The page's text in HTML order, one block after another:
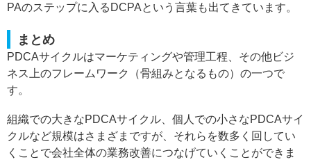
PAのステップに入るDCPAという言葉も出てきています。
まとめ
PDCAサイクルはマーケティングや管理工程、その他ビジ
ネス上のフレームワーク（骨組みとなるもの）の一つで
す。
組織での大きなPDCAサイクル、個人での小さなPDCAサイ
クルなど規模はさまざまですが、それらを数多く回してい
くことで会社全体の業務改善につなげていくことができま